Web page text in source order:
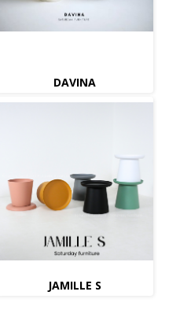
DAVINA
JAMILLE S